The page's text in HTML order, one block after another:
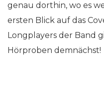
genau dorthin, wo es
ersten Blick auf das
Longplayers der Band
Hörproben demnächst!